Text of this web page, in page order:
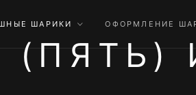
ШАРИКИ ОФОРМЛЕНИЕ